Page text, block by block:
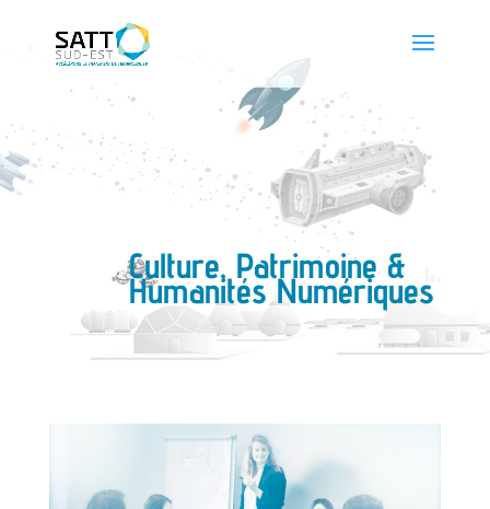
Culture, Patrimoine &
Humanités Numériques